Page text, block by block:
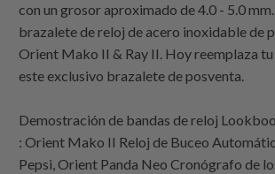
con un grosor aproximado de 4.0 - 5.0
brazalete de reloj de acero inoxidable de
Orient Mako II & Ray II. Hoy reemplaza
este exclusivo brazalete de posventa.
Demostración de bandas de reloj
: Orient Mako II Reloj de Buceo
Pepsi, Orient Panda Neo Cronógrafo de